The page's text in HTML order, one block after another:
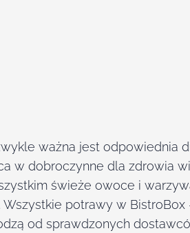
ważna jest odpowiednia
w dobroczynne dla zdrowia
świeże owoce i
potrawy w BistroBox
od sprawdzonych